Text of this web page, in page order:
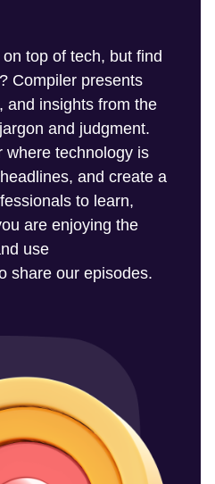
top of tech, but find
Compiler presents
and insights from the
and judgment.
where technology is
and create a
to learn,
are enjoying the
use
share our episodes.